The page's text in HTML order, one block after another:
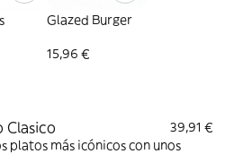
Glazed Burger
15,96 €
Clasico
39,91 €
platos más icónicos con unos